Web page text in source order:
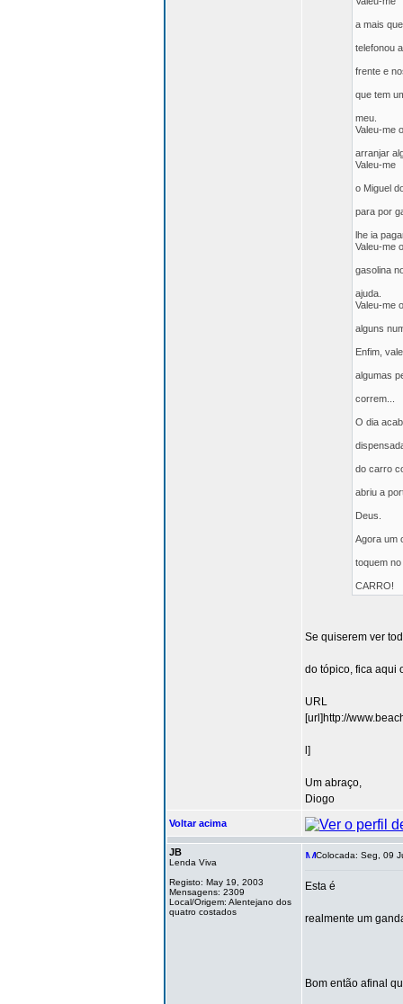
a mais
telefonou
frente e
que tem
meu.
Valeu-me
arranjar
Valeu-me
o Miguel
para por
lhe ia
Valeu-me
gasolina
ajuda.
Valeu-me
alguns
Enfim,
algumas
correm...
O dia
do carro
abriu a
Deus.
Agora um
toquem
CARRO!
Se quiserem ver
do tópico, fica aqui
URL
[url]http://
l]
Um abraço,
Diogo
Voltar acima
JB
Lenda Viva
Registo: May 19, 2003
Mensagens: 2309
Local/Origem: Alentejano dos
quatro costados
Colocada: Seg, 09
Esta é
realmente um
Bom então afinal